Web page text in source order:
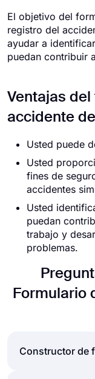
El objetivo del
registro del
ayudar a
puedan contribuir
Ventajas
accidente
Usted puede
Usted
fines de
accidentes
Usted
puedan
trabajo y
problemas.
Formulario
Constructor de